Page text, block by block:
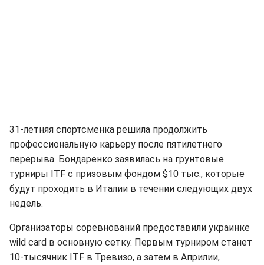
31-летняя спортсменка решила продолжить
профессиональную карьеру после пятилетнего
перерыва. Бондаренко заявилась на грунтовые
турниры ITF с призовым фондом $10 тыс., которые
будут проходить в Италии в течении следующих двух
недель.
Организаторы соревнований предоставили украинке
wild card в основную сетку. Первым турниром станет
10-тысячник ITF в Тревизо, а затем в Априлии,